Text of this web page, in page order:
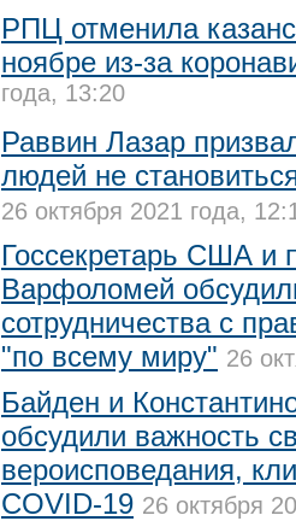
РПЦ отменила
ноябре из-за
года, 13:20
Раввин Лазар
людей не
26 октября 2021 года,
Госсекретарь США и
Варфоломей
сотрудничества с
"по всему миру" 26
Байден и
обсудили важность
вероисповедания,
COVID-19 26 октября